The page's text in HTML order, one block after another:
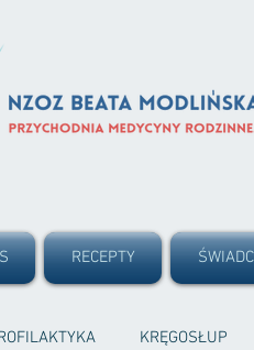
RECEPTY
KRĘGOSŁUP